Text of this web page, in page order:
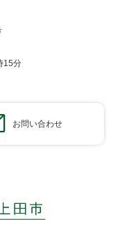
15分
お問い合わせ